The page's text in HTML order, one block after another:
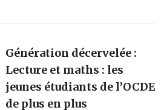
Génération décervelée :
Lecture et maths : les
jeunes étudiants de l’OCDE
de plus en plus